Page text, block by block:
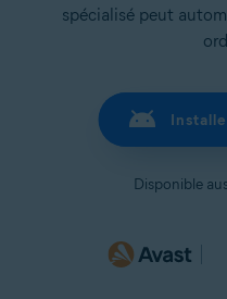
spécialisé peut
Disponible